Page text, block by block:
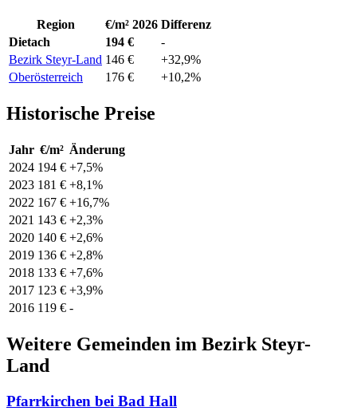
Region €/m² 2026 Differenz
Dietach
194 €
-
Bezirk Steyr-Land 146 €
+32,9%
Oberösterreich
176 € +10,2%
Historische Preise
Jahr €/m² Änderung
2024 194 € +7,5%
2023 181 € +8,1%
2022 167 € +16,7%
2021 143 € +2,3%
2020 140 € +2,6%
2019 136 € +2,8%
2018 133 € +7,6%
2017 123 € +3,9%
2016 119 € -
Weitere Gemeinden im Bezirk Steyr-
Land
Pfarrkirchen bei Bad Hall